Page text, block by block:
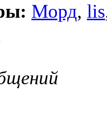
Морд, lis